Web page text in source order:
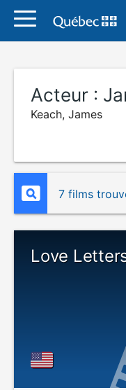
Acteur :
Keach, James
7 films
Love